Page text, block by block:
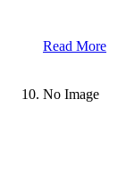
Read More
No Image